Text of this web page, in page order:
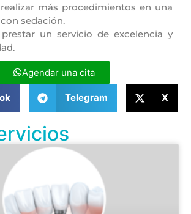
más procedimientos en una
sedación.
un servicio de excelencia y
Agendar una cita
Telegram X